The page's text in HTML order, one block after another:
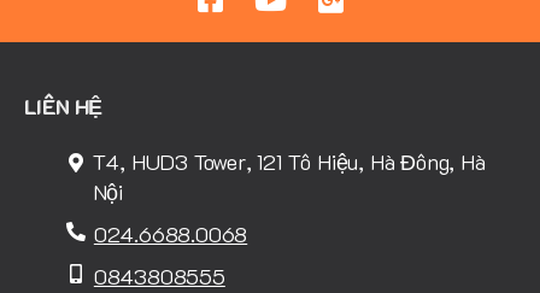
LIÊN HỆ
T4, HUD3 Tower, 121 Tô Hiệu, Hà Đông, Hà
Nội
024.6688.0068
0843808555